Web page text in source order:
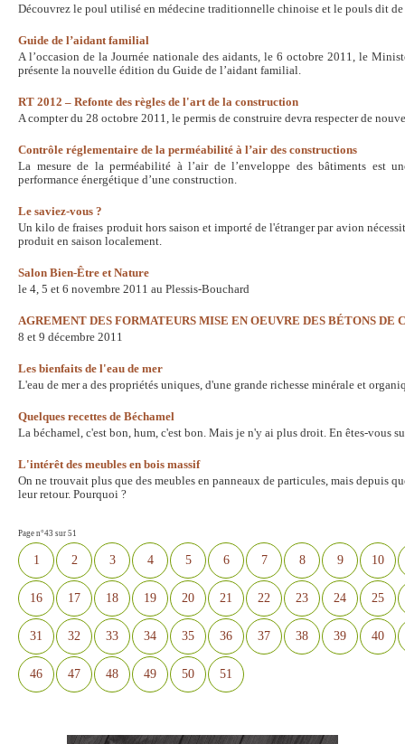
Découvrez le poul utilisé en médecine traditionnelle chinoise et le pouls dit de
Guide de l’aidant familial
A l’occasion de la Journée nationale des aidants, le 6 octobre 2011, le
présente la nouvelle édition du Guide de l’aidant familial.
RT 2012 – Refonte des règles de l'art de la construction
A compter du 28 octobre 2011, le permis de construire devra respecter de
Contrôle réglementaire de la perméabilité à l’air des constructions
La mesure de la perméabilité à l’air de l’enveloppe des bâtiments est
performance énergétique d’une construction.
Le saviez-vous ?
Un kilo de fraises produit hors saison et importé de l'étranger par avion
produit en saison localement.
Salon Bien-Être et Nature
le 4, 5 et 6 novembre 2011 au Plessis-Bouchard
AGREMENT DES FORMATEURS MISE EN OEUVRE DES BÉTONS DE
8 et 9 décembre 2011
Les bienfaits de l'eau de mer
L'eau de mer a des propriétés uniques, d'une grande richesse minérale et
Quelques recettes de Béchamel
La béchamel, c'est bon, hum, c'est bon. Mais je n'y ai plus droit. En êtes-vous
L'intérêt des meubles en bois massif
On ne trouvait plus que des meubles en panneaux de particules, mais depuis
leur retour. Pourquoi ?
Page n°43 sur 51
1 2 3 4 5 6 7 8 9 10
16 17 18 19 20 21 22 23 24 25
31 32 33 34 35 36 37 38 39 40
46 47 48 49 50 51